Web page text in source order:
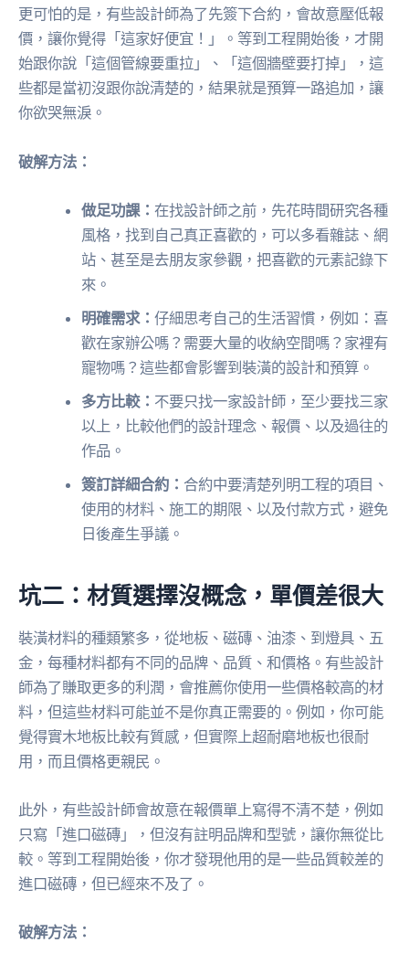
更可怕的是，有些設計師為了先簽下合約，會故意壓低報
價，讓你覺得「這家好便宜！」。等到工程開始後，才開
始跟你說「這個管線要重拉」、「這個牆壁要打掉」，這
些都是當初沒跟你說清楚的，結果就是預算一路追加，讓
你欲哭無淚。
破解方法：
做足功課：在找設計師之前，先花時間研究各種
風格，找到自己真正喜歡的，可以多看雜誌、網
站、甚至是去朋友家參觀，把喜歡的元素記錄下
來。
明確需求：仔細思考自己的生活習慣，例如：喜
歡在家辦公嗎？需要大量的收納空間嗎？家裡有
寵物嗎？這些都會影響到裝潢的設計和預算。
多方比較： 不要只找一家設計師，至少要找三家
以上，比較他們的設計理念、報價、以及過往的
作品。
簽訂詳細合約： 合約中要清楚列明工程的項目、
使用的材料、施工的期限、以及付款方式，避免
日後產生爭議。
坑二：材質選擇沒概念，單價差很大
裝潢材料的種類繁多，從地板、磁磚、油漆、到燈具、五
金，每種材料都有不同的品牌、品質、和價格。有些設計
師為了賺取更多的利潤，會推薦你使用一些價格較高的材
料，但這些材料可能並不是你真正需要的。例如，你可能
覺得實木地板比較有質感，但實際上超耐磨地板也很耐
用，而且價格更親民。
此外，有些設計師會故意在報價單上寫得不清不楚，例如
只寫「進口磁磚」，但沒有註明品牌和型號，讓你無從比
較。等到工程開始後，你才發現他用的是一些品質較差的
進口磁磚，但已經來不及了。
破解方法：